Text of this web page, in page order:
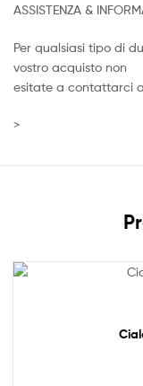
ASSISTENZA &
Per qualsiasi tipo di
vostro acquisto non
esitate a contattarci
>